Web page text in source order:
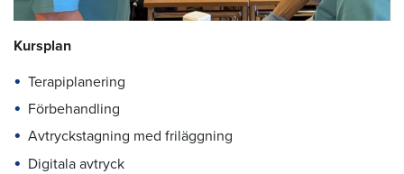
Kursplan
Terapiplanering
Förbehandling
Avtryckstagning med friläggning
Digitala avtryck